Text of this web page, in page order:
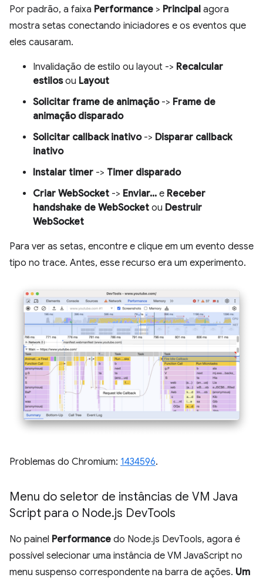
Por padrão, a faixa Performance > Principal agora
mostra setas conectando iniciadores e os eventos que
eles causaram.
Invalidação de estilo ou layout -> Recalcular
estilosou Layout
Solicitar frame de animação-> Frame de
animação disparado
Solicitar callback inativo-> Disparar callback
inativo
Instalar timer -> Timer disparado
Criar WebSocket -> Enviar... e Receber
handshake de WebSocket ou Destruir
WebSocket
Para ver as setas, encontre e clique em um evento desse
tipo no trace. Antes, esse recurso era um experimento.
Problemas do Chromium: 1434596.
Menu do seletor de instâncias de VM Java
Script para o Node.js DevTools
No painel Performance do Node.js DevTools, agora é
possível selecionar uma instância de VM JavaScript no
menu suspenso correspondente na barra de ações. Um